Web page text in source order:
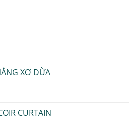
XƠ DỪA
CURTAIN